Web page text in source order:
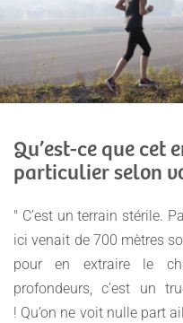
Qu’est-ce que cet
particulier selon
" C’est un terrain stérile.
ici venait de 700 mètres
pour en extraire le
profondeurs, c’est un
! Qu’on ne voit nulle part